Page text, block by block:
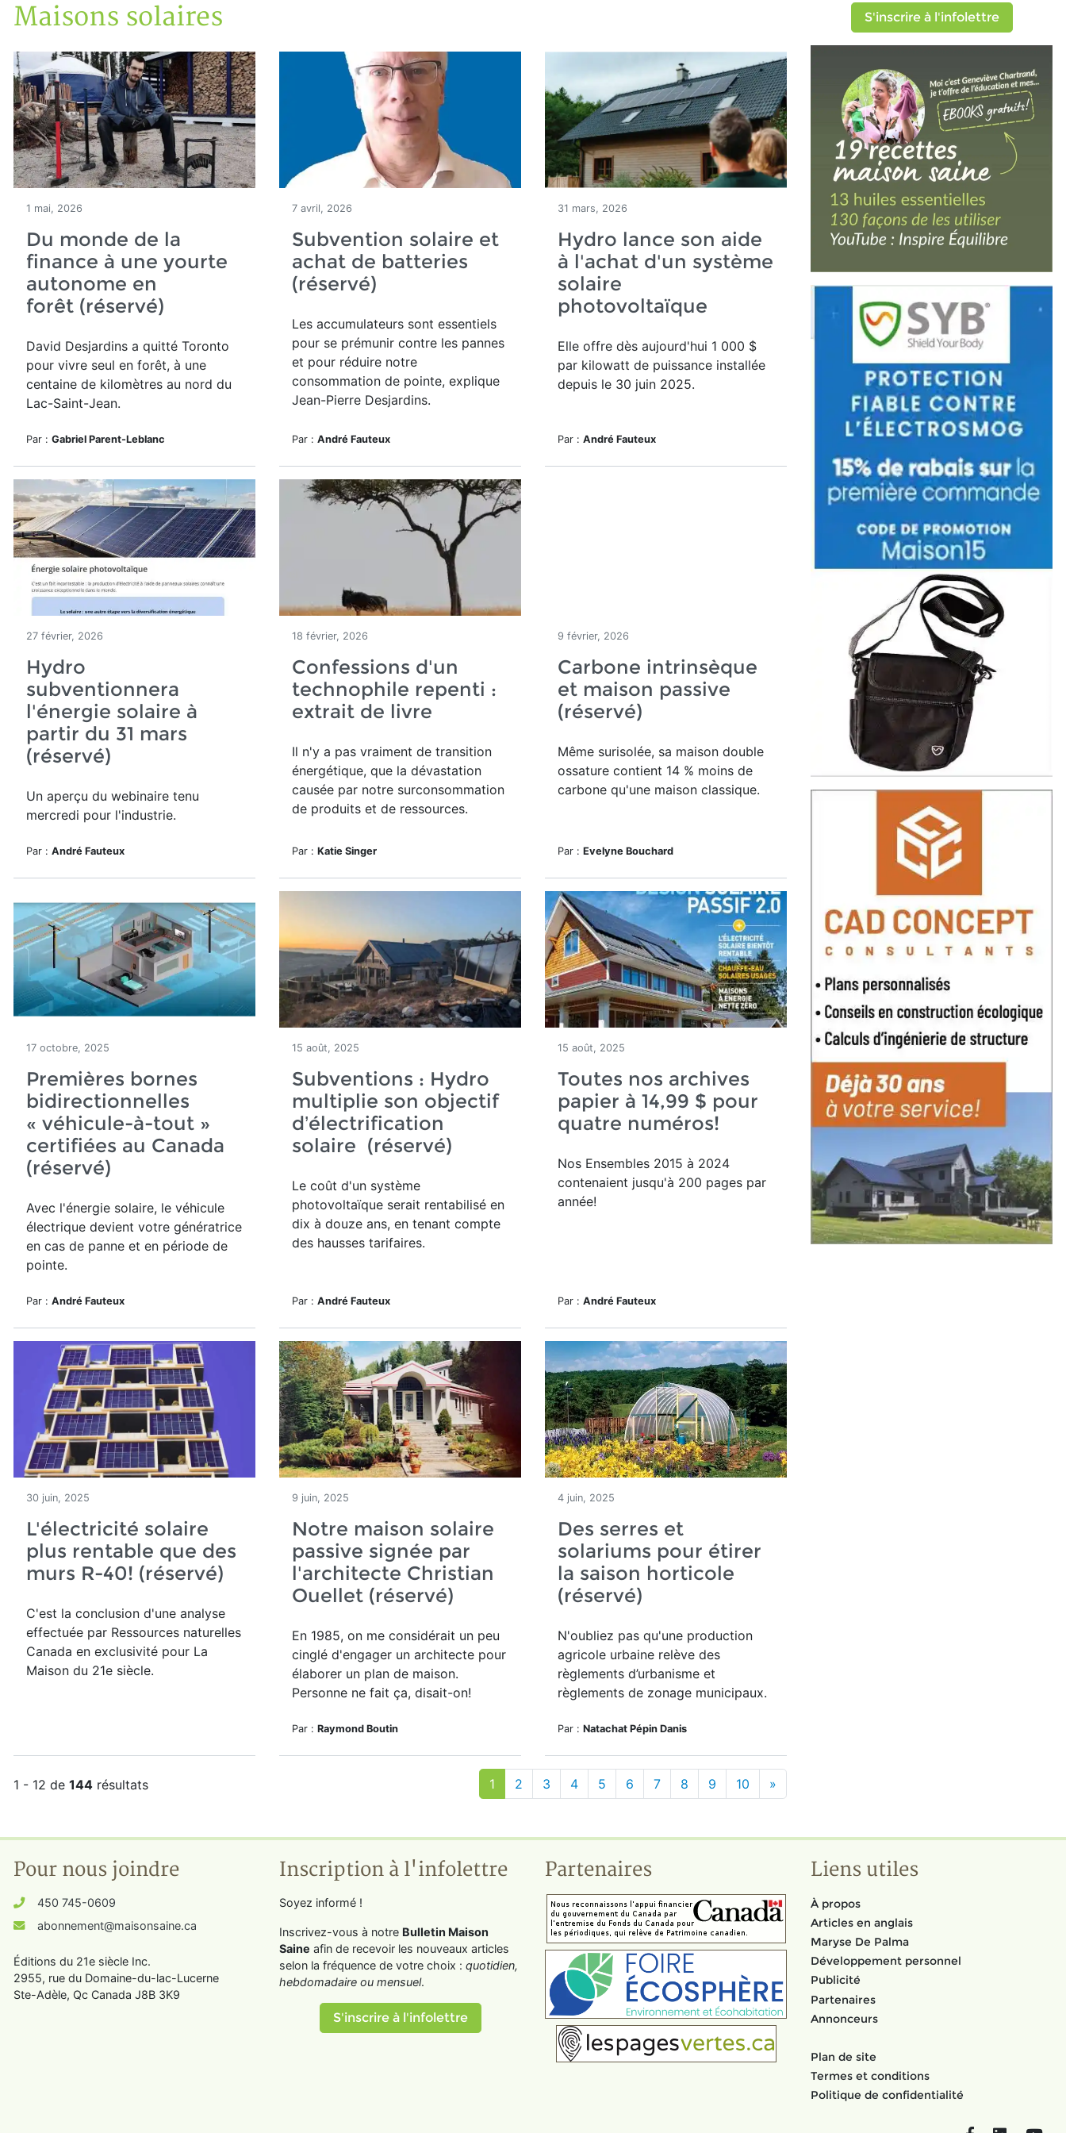
Accueil
Articles
Maisons solaires
Maisons solaires
1 mai, 2026
Du monde de la
finance à une yourte
autonome en
forêt (réservé)
David Desjardins a quitté Toronto
pour vivre seul en forêt, à une
centaine de kilomètres au nord du
Lac-Saint-Jean.
Par : Gabriel Parent-Leblanc
7 avril, 2026
Subvention solaire et
achat de batteries
(réservé)
Les accumulateurs sont essentiels
pour se prémunir contre les pannes
et pour réduire notre
consommation de pointe, explique
Jean-Pierre Desjardins.
Par : André Fauteux
31 mars, 2026
Hydro lance son aide
à l'achat d'un système
solaire
photovoltaïque
Elle offre dès aujourd'hui 1 000 $
par kilowatt de puissance installée
depuis le 30 juin 2025.
Par : André Fauteux
27 février, 2026
Hydro
subventionnera
l'énergie solaire à
partir du 31 mars
(réservé)
Un aperçu du webinaire tenu
mercredi pour l'industrie.
Par : André Fauteux
18 février, 2026
Confessions d'un
technophile repenti :
extrait de livre
Il n'y a pas vraiment de transition
énergétique, que la dévastation
causée par notre surconsommation
de produits et de ressources.
Par : Katie Singer
9 février, 2026
Carbone intrinsèque
et maison passive
(réservé)
Même surisolée, sa maison double
ossature contient 14 % moins de
carbone qu'une maison classique.
Par : Evelyne Bouchard
17 octobre, 2025
Premières bornes
bidirectionnelles
« véhicule-à-tout »
certifiées au Canada
(réservé)
Avec l'énergie solaire, le véhicule
électrique devient votre génératrice
en cas de panne et en période de
pointe.
Par : André Fauteux
15 août, 2025
Subventions : Hydro
multiplie son objectif
d’électrification
solaire (réservé)
Le coût d'un système
photovoltaïque serait rentabilisé en
dix à douze ans, en tenant compte
des hausses tarifaires.
Par : André Fauteux
15 août, 2025
Toutes nos archives
papier à 14,99 $ pour
quatre numéros!
Nos Ensembles 2015 à 2024
contenaient jusqu'à 200 pages par
année!
Par : André Fauteux
30 juin, 2025
L'électricité solaire
plus rentable que des
murs R-40! (réservé)
C'est la conclusion d'une analyse
effectuée par Ressources naturelles
Canada en exclusivité pour La
Maison du 21e siècle.
9 juin, 2025
Notre maison solaire
passive signée par
l'architecte Christian
Ouellet (réservé)
En 1985, on me considérait un peu
cinglé d'engager un architecte pour
élaborer un plan de maison.
Personne ne fait ça, disait-on!
Par : Raymond Boutin
4 juin, 2025
Des serres et
solariums pour étirer
la saison horticole
(réservé)
N'oubliez pas qu'une production
agricole urbaine relève des
règlements d’urbanisme et
règlements de zonage municipaux.
Par : Natachat Pépin Danis
1 - 12 de 144 résultats 1 2 3 4 5 6 7 8 9 10 »
S'inscrire à l'infolettre
Pour nous joindre
450 745-0609
abonnement@maisonsaine.ca
Éditions du 21e siècle Inc.
2955, rue du Domaine-du-lac-Lucerne
Ste-Adèle, Qc Canada J8B 3K9
Inscription à l'infolettre
Soyez informé !
Inscrivez-vous à notre Bulletin Maison
Saine afin de recevoir les nouveaux articles
selon la fréquence de votre choix : quotidien,
hebdomadaire ou mensuel.
S'inscrire à l'infolettre
Partenaires Liens utiles
À propos
Articles en anglais
Maryse De Palma
Développement personnel
Publicité
Partenaires
Annonceurs
Plan de site
Termes et conditions
Politique de confidentialité